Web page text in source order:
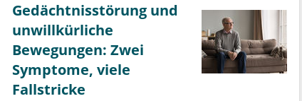
Gedächtnisstörung und
unwillkürliche
Bewegungen: Zwei
Symptome, viele
Fallstricke